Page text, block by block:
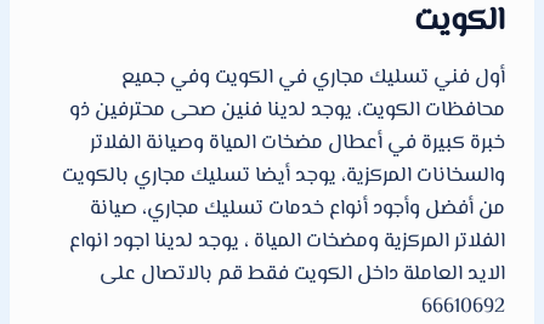
الكويت
أول فني تسليك مجاري في الكويت وفي جميع
محافظات الكويت، يوجد لدينا فنين صحى محترفين ذو
خبرة كبيرة في أعطال مضخات المياة وصيانة الفلاتر
والسخانات المركزية، يوجد أيضا تسليك مجاري بالكويت
من أفضل وأجود أنواع خدمات تسليك مجاري، صيانة
الفلاتر المركزية ومضخات المياة ، يوجد لدينا اجود انواع
الايد العاملة داخل الكويت فقط قم بالاتصال على
66610692